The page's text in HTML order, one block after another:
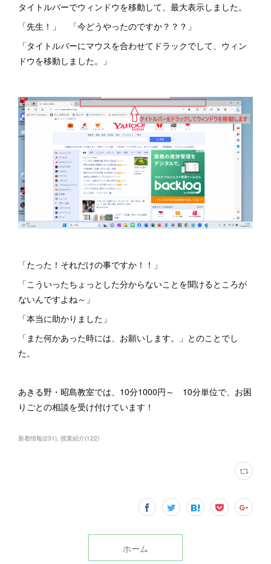
タイトルバーでウィンドウを移動して、最大表示しました。
「先生！」 「今どうやったのですか？？？」
「タイトルバーにマウスを合わせてドラックでして、ウィン
ドウを移動しました。」
「たった！それだけの事ですか！！」
「こういったちょっとした分からないことを聞けるところが
ないんですよね～」
「本当に助かりました」
「また何かあった時には、お願いします。」とのことでし
た。
あきる野・昭島教室では、10分1000円～ 10分単位で、お困
りごとの相談を受け付けています！
新着情報(231) 授業紹介(122)
ホーム